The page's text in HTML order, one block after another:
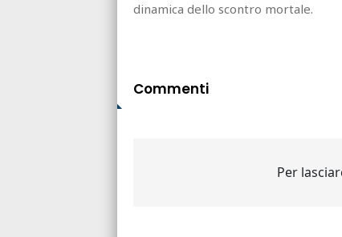
dinamica dello scontro mortale.
Commenti